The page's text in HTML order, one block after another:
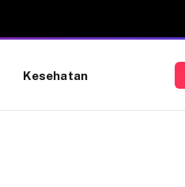
Kesehatan